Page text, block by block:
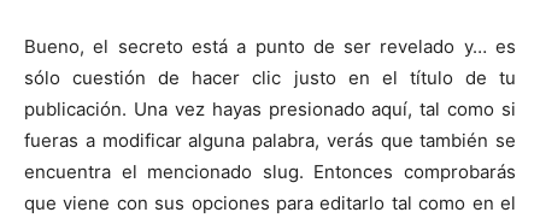
Bueno, el secreto está a punto de ser revelado y… es
sólo cuestión de hacer clic justo en el título de tu
publicación. Una vez hayas presionado aquí, tal como si
fueras a modificar alguna palabra, verás que también se
encuentra el mencionado slug. Entonces comprobarás
que viene con sus opciones para editarlo tal como en el